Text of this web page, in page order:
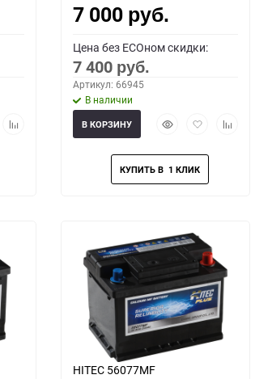
Добавить
7 000 руб.
Цена без ECOном скидки:
7 400 руб.
Артикул: 66945
В наличии
БыстрыйДобавить
избранное
Добавить
В КОРЗИНУ
HITEC 56077MF